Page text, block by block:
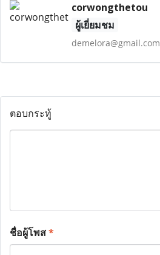
corwongthetou
ผู้เยี่ยมชม
demelora@gmail.com
ตอบกระทู้
ชื่อผู้โพส*